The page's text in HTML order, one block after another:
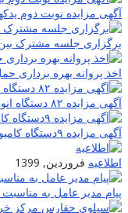
آگهی مزایده نوبت دوم
برگزاری جلسه مشترک بین
اخذ پروانه بهره برداری
آگهی مزایده ۸۲ دستگاه انواع تریلر، بغلدار فلزی، کفی و سمی تریلر
آگهی مزایده ۹دستگاه کامیون کشنده اسکانیا ۱۱۳ مدل ۱۹۹۱
اطلاعیه فروردین, 1399
پیام مدیر عامل به مناسبت